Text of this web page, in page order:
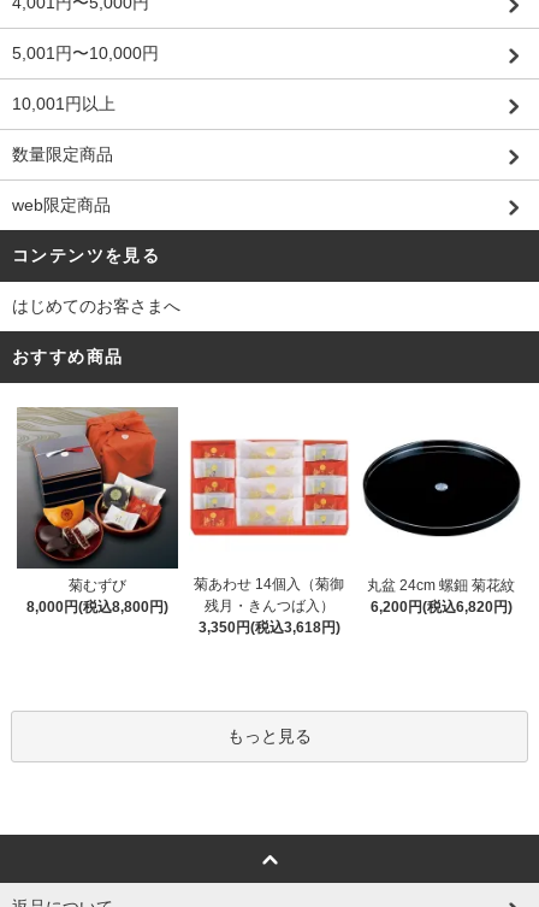
5,001円〜10,000円
10,001円以上
数量限定商品
web限定商品
コンテンツを見る
はじめてのお客さまへ
おすすめ商品
菊むずび
8,000円(税込8,800円)
菊あわせ 14個入（菊御
残月・きんつば入）
3,350円(税込3,618円)
丸盆 24cm 螺鈿 菊花紋
6,200円(税込6,820円)
もっと見る